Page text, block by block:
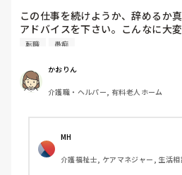
です。
わざわざ訪問入浴から再スタート
ではないです）、通所、入所、住
の意向に合うところ、、それで考え
この仕事を続けようか、辞めるか
アドバイスを下さい。こんなに大
かもしれないと思っています。
転職 愚痴
かおりん
介護職・ヘルパー, 有料老人ホーム
MH
介護福祉士, ケアマネジャー, 生活